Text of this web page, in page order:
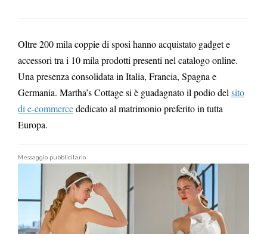
Oltre 200 mila coppie di sposi hanno acquistato gadget e
accessori tra i 10 mila prodotti presenti nel catalogo online.
Una presenza consolidata in Italia, Francia, Spagna e
Germania. Martha’s Cottage si è guadagnato il podio del sito
di e-commercededicato al matrimonio preferito in tutta
Europa.
Messaggio pubblicitario